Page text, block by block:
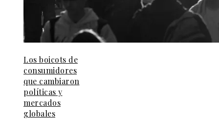
Los boicots de
consumidores
que cambiaron
políticas y
mercados
globales